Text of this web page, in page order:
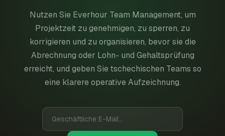
Nutzen Sie Everhour Team Management, um
Projektzeit zu genehmigen, zu sperren, zu
korrigieren und zu organisieren, bevor sie die
Abrechnung oder Lohn- und Gehaltsprüfung
erreicht, und geben Sie tschechischen Teams so
eine klarere operative Aufzeichnung.